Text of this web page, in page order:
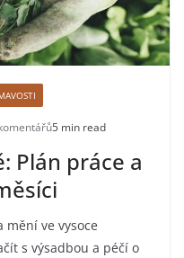
5 min read
Plán práce a
mění ve vysoce
s výsadbou a péčí o